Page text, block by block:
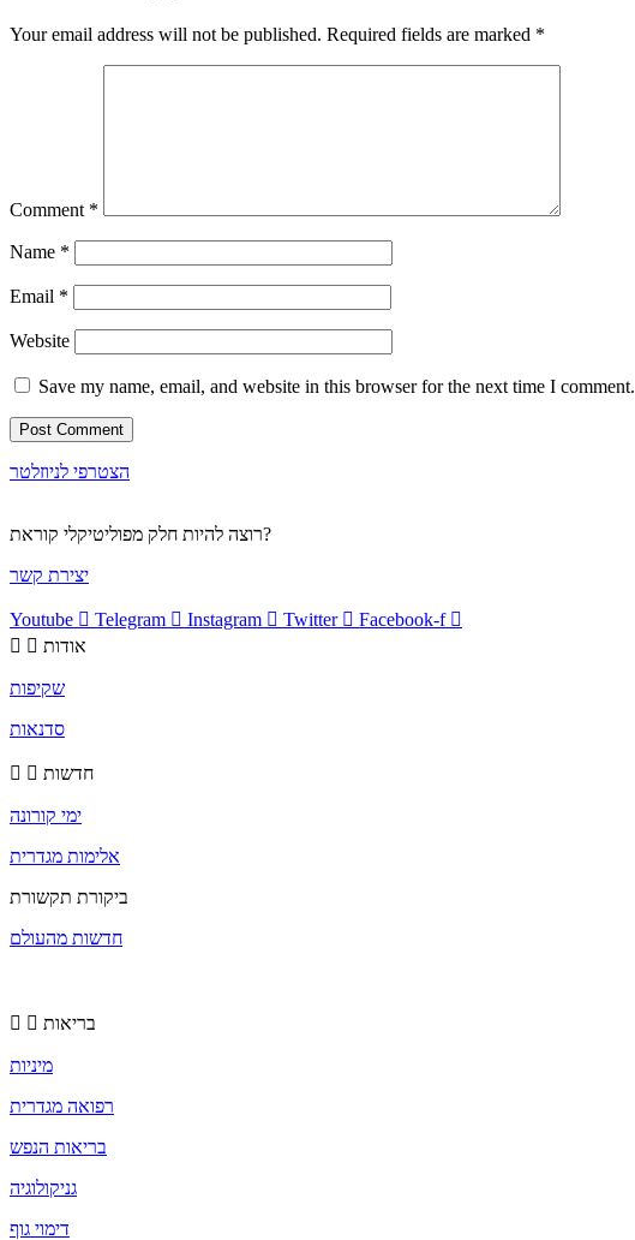
Your email address will not be published. Required fields are marked *
Comment *
Name *
Email *
Website
Save my name, email, and website in this browser for the next time I comment.
הצטרפי לניוזלטר
רוצה להיות חלק מפוליטיקלי קוראת?
יצירת קשר
Youtube Telegram Instagram Twitter
Facebook-f
אודות
שקיפות
סדנאות
חדשות
ימי קורונה
אלימות מגדרית
ביקורת תקשורת
חדשות מהעולם
בריאות
מיניות
רפואה מגדרית
בריאות הנפש
גניקולוגיה
דימוי גוף